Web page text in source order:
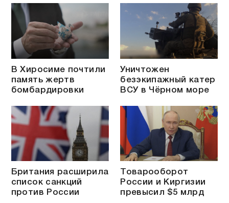
В Хиросиме почтили
память жертв
бомбардировки
Уничтожен
безэкипажный катер
ВСУ в Чёрном море
Британия расширила
список санкций
против России
Товарооборот
России и Киргизии
превысил $5 млрд